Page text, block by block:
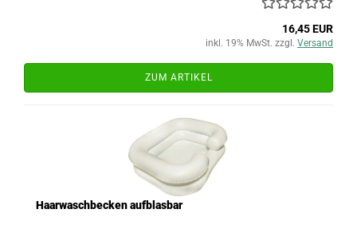
16,45 EUR
inkl. 19% MwSt. zzgl. Versand
ZUM ARTIKEL
Haarwaschbecken aufblasbar